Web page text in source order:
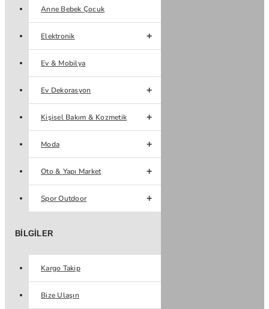
Anne Bebek Çocuk
Elektronik
Ev & Mobilya
Ev Dekorasyon
Kişisel Bakım & Kozmetik
Moda
Oto & Yapı Market
Spor Outdoor
BILGILER
Kargo Takip
Bize Ulaşın